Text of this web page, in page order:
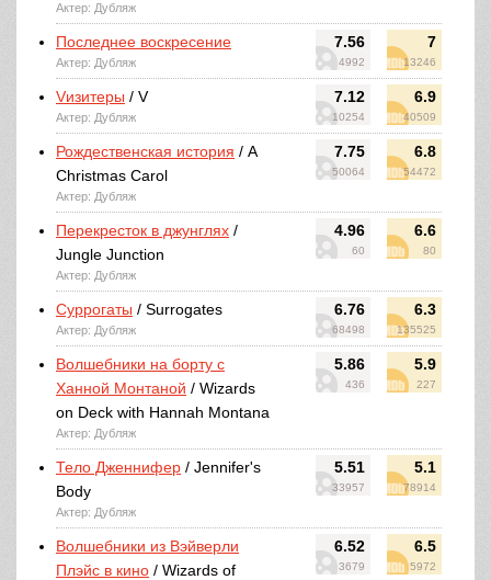
Актер: Дубляж
7.56
4992
7
13246
Последнее воскресение
Актер: Дубляж
7.12
10254
6.9
40509
Vизитеры / V
Актер: Дубляж
7.75
50064
6.8
54472
Рождественская история / A
Christmas Carol
Актер: Дубляж
4.96
60
6.6
80
Перекресток в джунглях /
Jungle Junction
Актер: Дубляж
6.76
68498
6.3
135525
Суррогаты / Surrogates
Актер: Дубляж
5.86
436
5.9
227
Волшебники на борту с
Ханной Монтаной / Wizards
on Deck with Hannah Montana
Актер: Дубляж
5.51
33957
5.1
78914
Тело Дженнифер / Jennifer's
Body
Актер: Дубляж
6.52
3679
6.5
5972
Волшебники из Вэйверли
Плэйс в кино / Wizards of